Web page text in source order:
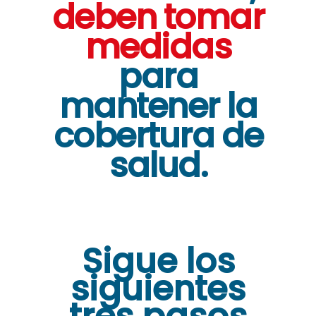
deben tomar
medidas
para
mantener la
cobertura de
salud.
Sigue los
siguientes